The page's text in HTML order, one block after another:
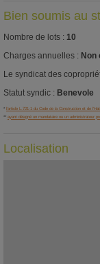
Bien soumis au
Nombre de lots : 10
Charges annuelles : Non
Le syndicat des
Statut syndic : Benevole
* l'article L.721-1 du Code de la Construction et de
** ayant désigné un mandataire ou un administrateur
Localisation